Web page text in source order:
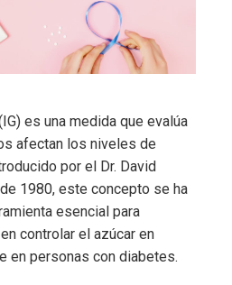
es una medida que evalúa
afectan los niveles de
por el Dr. David
1980, este concepto se ha
esencial para
controlar el azúcar en
en personas con diabetes.